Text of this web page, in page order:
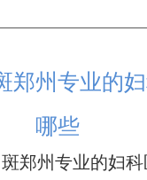
郑州专业的
哪些
州专业的妇科